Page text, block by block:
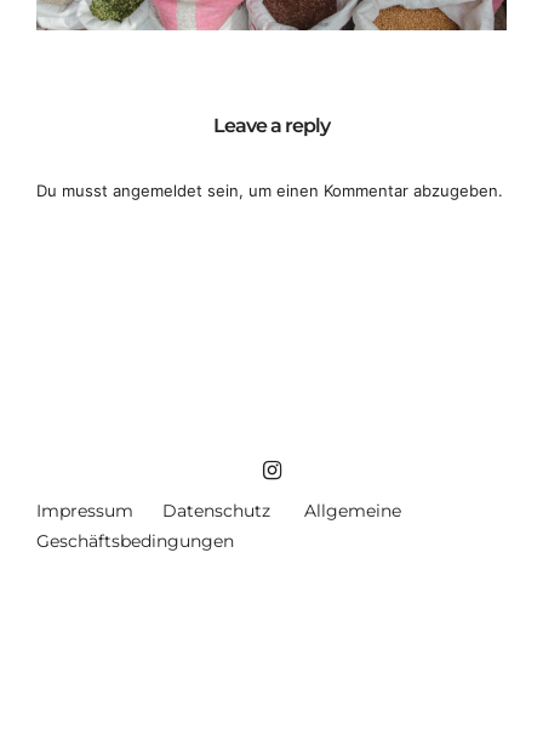
Leave a reply
Du musst angemeldet sein, um einen Kommentar abzugeben.
Impressum Datenschutz
Allgemeine
Geschäftsbedingungen